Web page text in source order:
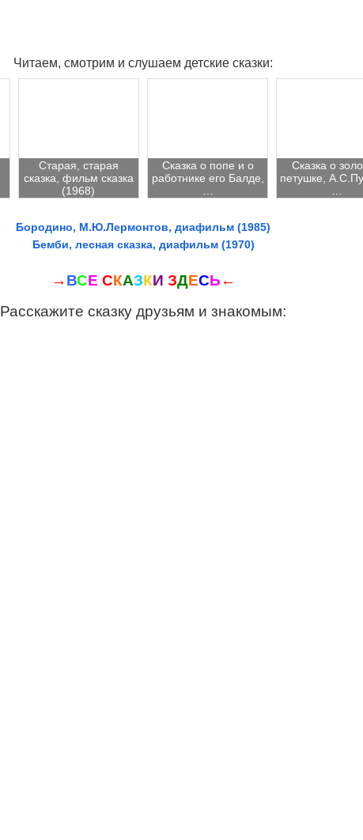
Читаем, смотрим и слушаем детские сказки:
Старая, старая
сказка, фильм сказка
(1968)
Сказка о попе и о
работнике его Балде,
Сказка о
петушке,
Бородино, М.Ю.Лермонтов, диафильм (1985)
Бемби, лесная сказка, диафильм (1970)
→ ВСЕ СКАЗКИ ЗДЕСЬ ←
Расскажите сказку друзьям и знакомым: